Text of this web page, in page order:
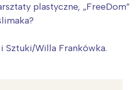
plastyczne, „FreeDom”
Sztuki/Willa Frankówka.